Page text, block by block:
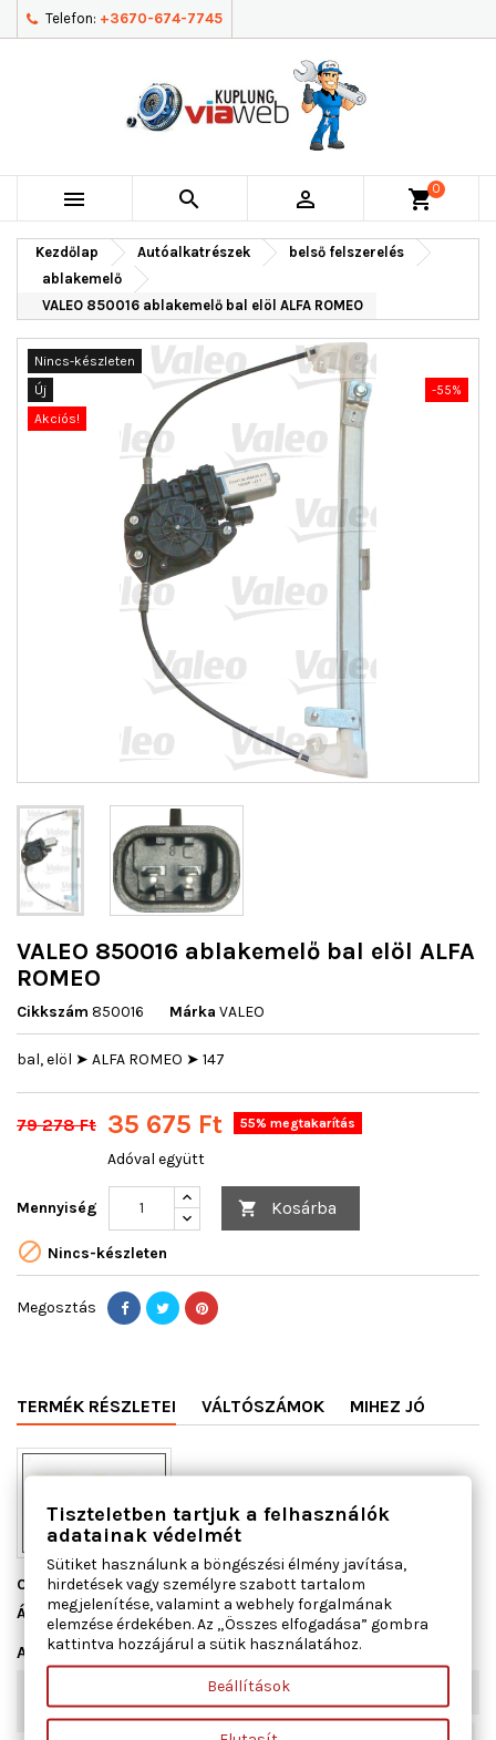
Telefon: +3670-674-7745
   shopping_cart0
Kezdőlap Autóalkatrészek
belső felszerelés
ablakemelő
VALEO 850016 ablakemelő bal elöl ALFA ROMEO
Nincs-készleten
Új
-55%
Akciós!
VALEO 850016 ablakemelő bal elöl ALFA
ROMEO
Cikkszám 850016 Márka VALEO
bal, elöl ➤ ALFA ROMEO ➤ 147
79 278 Ft 35 675 Ft 55% megtakarítás
Adóval együtt
Mennyiség  Kosárba
 Nincs-készleten
Megosztás
TERMÉK RÉSZLETEI VÁLTÓSZÁMOK MIHEZ JÓ
Cikkszám850016
ÁllapotÚj
Adatlap
Kiegészítő cikk/kiegészítő
info
Villanymotorral
Tiszteletben tartjuk a felhasználók
adatainak védelmét
Sütiket használunk a böngészési élmény javítása,
hirdetések vagy személyre szabott tartalom
megjelenítése, valamint a webhely forgalmának
elemzése érdekében. Az „Összes elfogadása” gombra
kattintva hozzájárul a sütik használatához.
Beállítások